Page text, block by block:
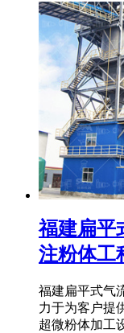
福建扁平
注粉体工
福建扁平式气
力于为客户提
超微粉体加工